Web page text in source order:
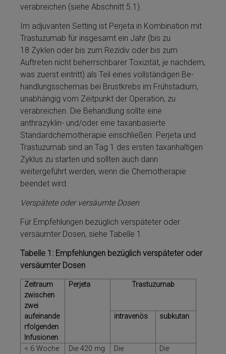
verabreichen (siehe Abschnitt 5.1).
Im adjuvanten Setting ist Perjeta­ in Kombination mit
Tras­tu­zu­mab für insgesamt ein Jahr (bis zu
18 Zyklen oder bis zum Re­zi­div oder bis zum
Auftreten nicht beherrschbarer Toxizität, je nachdem,
was zuerst eintritt) als Teil ei­nes vollständigen Be­
handlungsschemas bei Brustkrebs im Frühstadium,
unabhängig vom Zeitpunkt der Operation, zu
verabreichen. Die Be­handlung sollte eine
anthrazyklin- und/oder eine taxanbasierte
Standardchemotherapie einschließen. Perjeta­ und
Tras­tu­zu­mab sind an Tag 1 des ersten taxanhaltigen
Zyklus zu starten und sollten auch dann
weitergeführt werden, wenn die Chemotherapie
beendet wird.
Verspätete oder versäumte Dosen
Für Empfehlungen bezüglich verspäteter oder
versäumter Dosen, siehe Tabelle 1.
Tabelle 1: Empfehlungen bezüglich verspäteter oder
versäumter Dosen
Zeitraum
zwischen
zwei
aufeinande
rfolgenden
Infusionen
Perjeta­ Tras­tu­zu­mab
intravenös subkutan
< 6 Woche
Die 420 mg
Die
Die